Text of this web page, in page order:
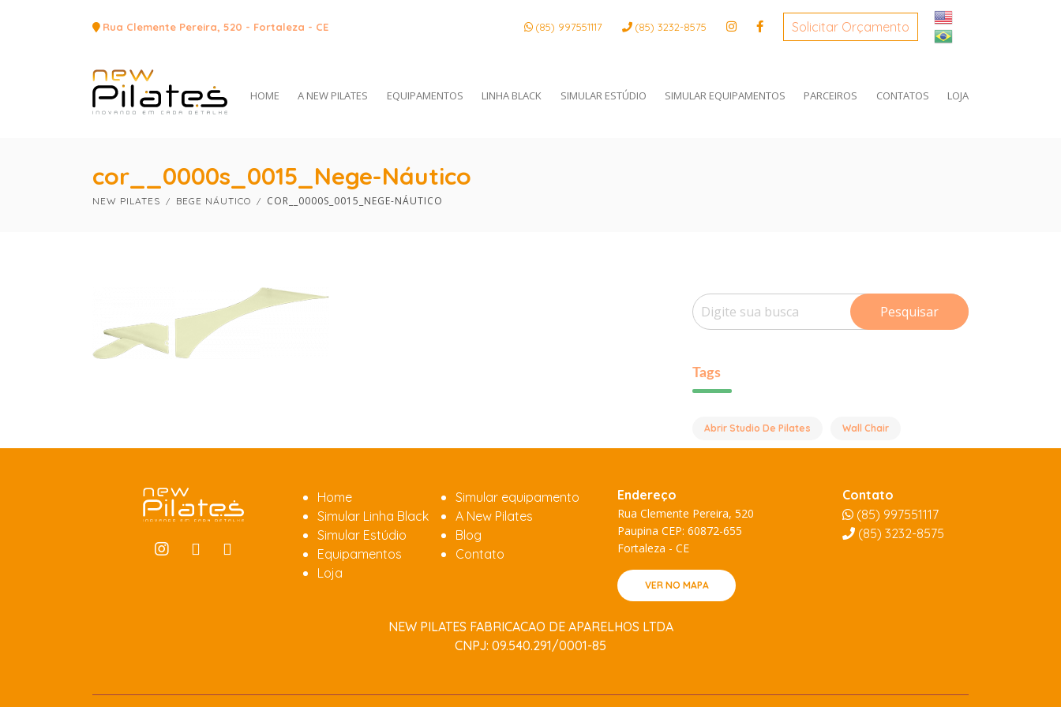
Rua Clemente Pereira, 520 - Fortaleza - CE (85) 997551117 (85) 3232-8575 Solicitar Orçamento
HOME A NEW PILATES EQUIPAMENTOS LINHA BLACK SIMULAR ESTÚDIO SIMULAR EQUIPAMENTOS PARCEIROS CONTATOS LOJA
cor__0000s_0015_Nege-Náutico
NEW PILATES BEGE NÁUTICO COR__0000S_0015_NEGE-NÁUTICO
Pesquisar
Tags
Abrir Studio De Pilates Wall Chair
Home
Simular equipamento
Simular Linha Black
A New Pilates
Simular Estúdio
Blog
Equipamentos
Contato
Loja
Endereço
Rua Clemente Pereira, 520
Paupina CEP: 60872-655
Fortaleza - CE
VER NO MAPA
Contato
(85) 997551117
(85) 3232-8575
NEW PILATES FABRICACAO DE APARELHOS LTDA
CNPJ: 09.540.291/0001-85